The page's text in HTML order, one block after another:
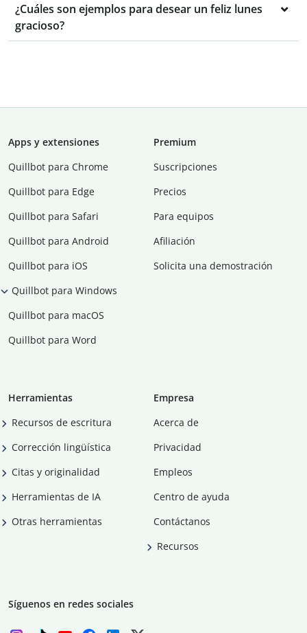
¿Cuáles son ejemplos para desear un feliz lunes
gracioso?
Apps y extensiones
Quillbot para Chrome
Quillbot para Edge
Quillbot para Safari
Quillbot para Android
Quillbot para iOS
Quillbot para Windows
Quillbot para macOS
Quillbot para Word
Premium
Suscripciones
Precios
Para equipos
Afiliación
Solicita una demostración
Herramientas
Recursos de escritura
Corrección lingüística
Citas y originalidad
Herramientas de IA
Otras herramientas
Empresa
Acerca de
Privacidad
Empleos
Centro de ayuda
Contáctanos
Recursos
Síguenos en redes sociales